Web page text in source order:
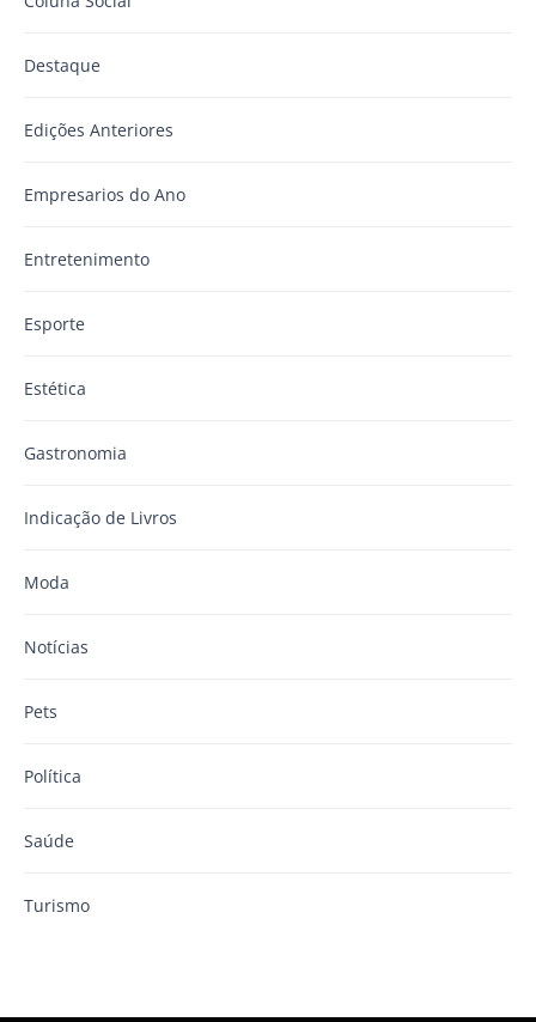
Destaque
Edições Anteriores
Empresarios do Ano
Entretenimento
Esporte
Estética
Gastronomia
Indicação de Livros
Moda
Notícias
Pets
Política
Saúde
Turismo